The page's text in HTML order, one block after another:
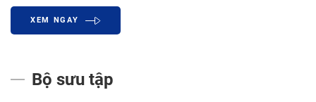
XEM NGAY
Bộ sưu tập